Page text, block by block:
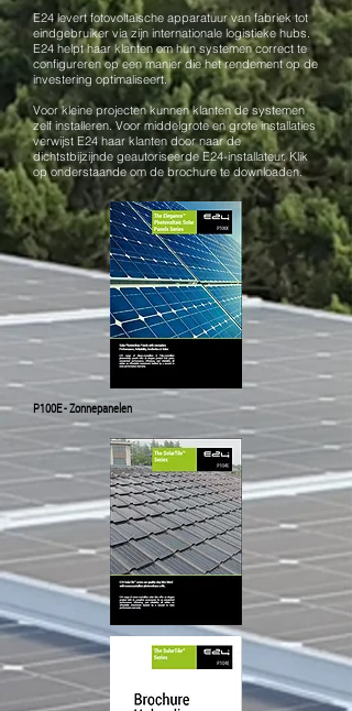
E24 levert fotovoltaïsche apparatuur van fabriek tot
eindgebruiker via zijn internationale logistieke hubs.
E24 helpt haar klanten om hun systemen correct te
configureren op een manier die het rendement op de
investering optimaliseert.
Voor kleine projecten kunnen klanten de systemen
zelf installeren. Voor middelgrote en grote installaties
verwijst E24 haar klanten door naar de
dichtstbijzijnde geautoriseerde E24-installateur. Klik
op onderstaande om de brochure te downloaden.
P100E - Zonnepanelen